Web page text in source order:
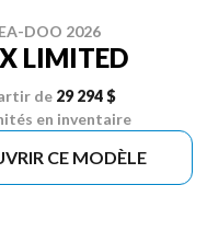
DOO 2026
LIMITED
de 29 294 $
en inventaire
CE MODÈLE